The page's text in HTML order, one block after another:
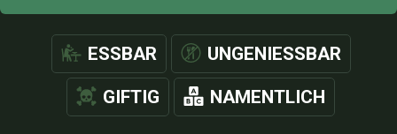
ESSBAR UNGENIESSBAR
GIFTIG NAMENTLICH